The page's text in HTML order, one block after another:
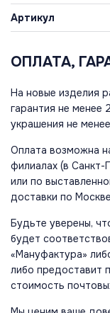
Артикул
ОПЛАТА,
На новые изделия
гарантия не менее
украшения не
Оплата возможна
филиалах (в Санкт-
или по
доставки по
Будьте уверены,
будет
«Мануфактура»
либо предоставит
стоимость